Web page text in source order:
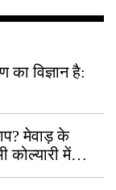
विज्ञान है:
मेवाड़ के
में